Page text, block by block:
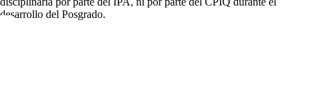
desarrollo del Posgrado.